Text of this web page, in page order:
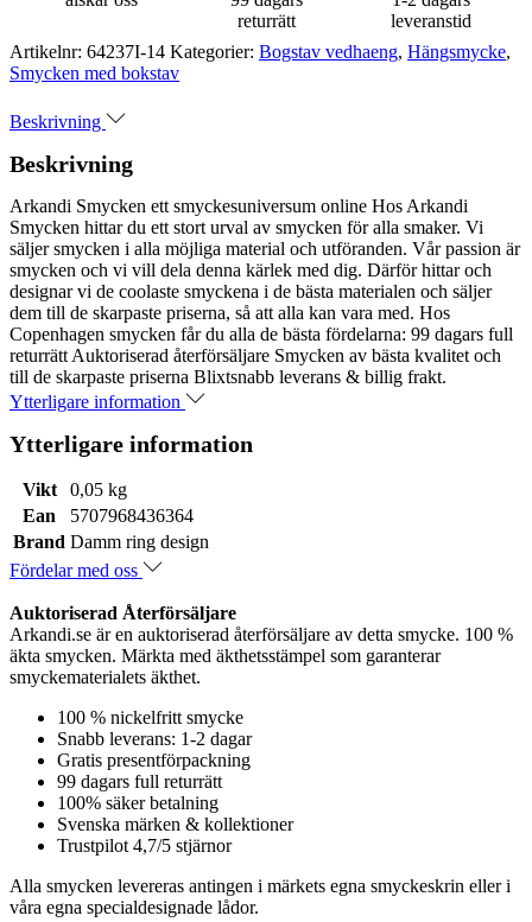
returrätt
leveranstid
Artikelnr: 64237I-14 Kategorier: Bogstav vedhaeng, Hängsmycke,
Smycken med bokstav
Beskrivning
Beskrivning
Arkandi Smycken ett smyckesuniversum online Hos Arkandi
Smycken hittar du ett stort urval av smycken för alla smaker. Vi
säljer smycken i alla möjliga material och utföranden. Vår passion är
smycken och vi vill dela denna kärlek med dig. Därför hittar och
designar vi de coolaste smyckena i de bästa materialen och säljer
dem till de skarpaste priserna, så att alla kan vara med. Hos
Copenhagen smycken får du alla de bästa fördelarna: 99 dagars full
returrätt Auktoriserad återförsäljare Smycken av bästa kvalitet och
till de skarpaste priserna Blixtsnabb leverans & billig frakt.
Ytterligare information
Ytterligare information
Vikt
0,05 kg
Ean
5707968436364
Brand Damm ring design
Fördelar med oss
Auktoriserad Återförsäljare
Arkandi.se är en auktoriserad återförsäljare av detta smycke. 100 %
äkta smycken. Märkta med äkthetsstämpel som garanterar
smyckematerialets äkthet.
100 % nickelfritt smycke
Snabb leverans: 1-2 dagar
Gratis presentförpackning
99 dagars full returrätt
100% säker betalning
Svenska märken & kollektioner
Trustpilot 4,7/5 stjärnor
Alla smycken levereras antingen i märkets egna smyckeskrin eller i
våra egna specialdesignade lådor.